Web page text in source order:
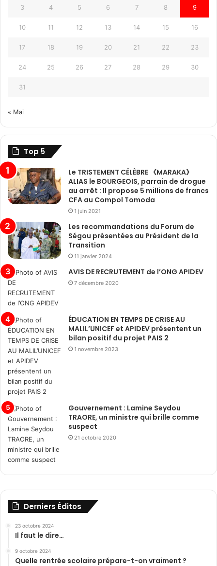
3 4 5 6 7 8 9
10 11 12 13 14 15 16
17 18 19 20 21 22 23
24 25 26 27 28 29 30
31
« Mai
Top 5
Le TRISTEMENT CÉLÈBRE 《MARAKA》
ALIAS le BOURGEOIS, parrain de drogue
au arrêt : Il propose 5 millions de francs
CFA au Compol Tomoda
1 juin 2021
Les recommandations du Forum de
Ségou présentées au Président de la
Transition
11 janvier 2024
AVIS DE RECRUTEMENT de l’ONG APIDEV
7 décembre 2020
ÉDUCATION EN TEMPS DE CRISE AU
MALIL’UNICEF et APIDEV présentent un
bilan positif du projet PAIS 2
1 novembre 2023
Gouvernement : Lamine Seydou
TRAORE, un ministre qui brille comme
suspect
21 octobre 2020
Derniers Éditos
23 octobre 2024
Il faut le dire…
9 octobre 2024
Quelle rentrée scolaire prépare-t-on vraiment ?